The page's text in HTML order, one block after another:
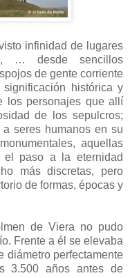
infinidad de lugares
… desde sencillos
de gente corriente
histórica y
los personajes que allí
de los sepulcros;
seres humanos en su
aquellas
el paso a la eternidad
más discretas, pero
de formas, épocas y
de Viera no pudo
Frente a él se elevaba
diámetro perfectamente
3.500 años antes de